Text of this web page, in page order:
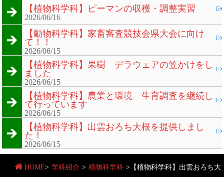
【植物科学科】ピーマンの収穫・調整実習
2026/06/16
【動物科学科】家畜審査競技会県大会に向け
て！！
2026/06/15
【植物科学科】果樹 デラウェアの笠かけをし
ました
2026/06/15
【植物科学科】農業と環境 生育調査を継続し
て行っています
2026/06/15
【植物科学科】出雲おろち大根を提供しまし
た！
2026/06/15
HOME> 学科紹介 > 植物科学科 > 【植物科学科】出雲おろち大